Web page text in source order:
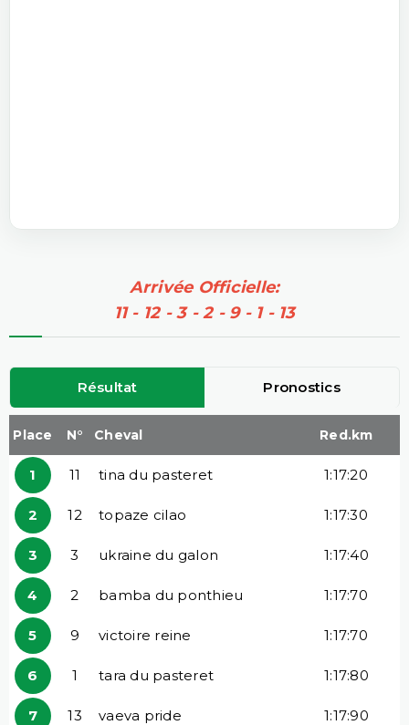
Arrivée Officielle:
11 - 12 - 3 - 2 - 9 - 1 - 13
Résultat Pronostics
Place N° Cheval Red.km
1 11 tina du pasteret 1:17:20
2 12 topaze cilao 1:17:30
3 3 ukraine du galon 1:17:40
4 2 bamba du ponthieu 1:17:70
5 9 victoire reine 1:17:70
6 1 tara du pasteret 1:17:80
7 13 vaeva pride 1:17:90